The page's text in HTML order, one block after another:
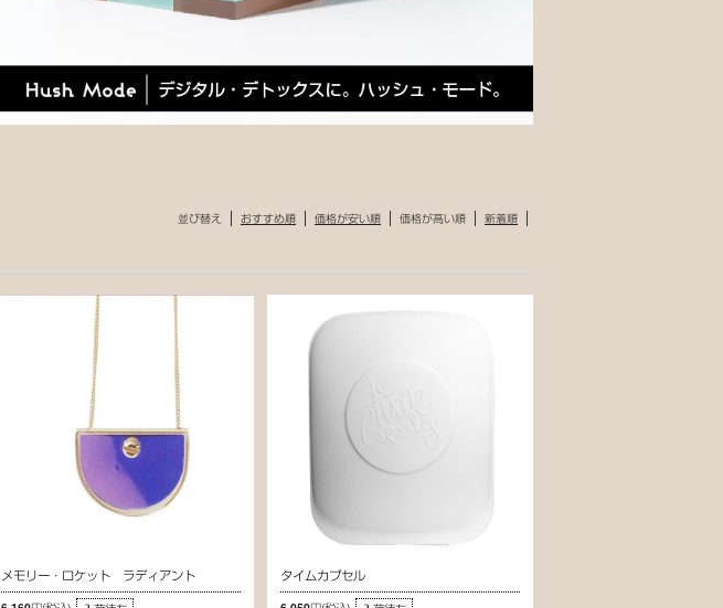
並び替え おすすめ順 価格が安い順 価格が高い順 新着順
メモリー・ロケット ラディアント タイムカプセル